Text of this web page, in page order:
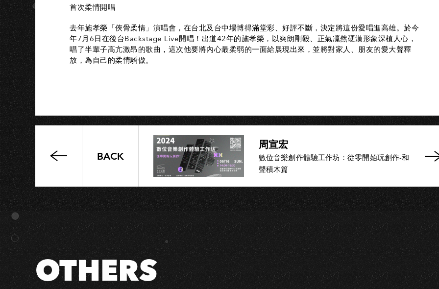
首次柔情開唱
去年施孝榮「俠骨柔情」演唱會，在台北及台中場博得滿堂彩、好評不斷，決定將這份愛唱進高雄。於今
年7月6日在後台Backstage Live開唱！出道42年的施孝榮，以爽朗剛毅、正氣凜然硬漢形象深植人心，
唱了半輩子高亢激昂的歌曲，這次他要將內心最柔弱的一面給展現出來，並將對家人、朋友的愛大聲釋
放，為自己的柔情驕傲。
鶴
IRONHORN
十
週
年
紀
念
專
場
BACK
周宣宏
數位音樂創作體驗工作坊：從零開始玩創作-和
聲積木篇
OTHERS